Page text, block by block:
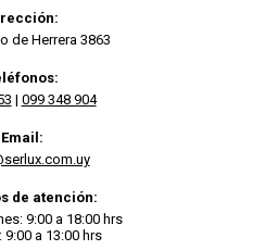
de Herrera 3863
| 099 348 904
Email:
de atención:
9:00 a 18:00 hrs
a 13:00 hrs